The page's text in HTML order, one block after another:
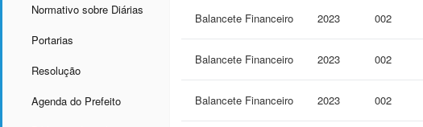
Normativo sobre Diárias
Portarias
Resolução
Agenda do Prefeito
Balancete Financeiro 2023 002
Balancete Financeiro 2023 002
Balancete Financeiro 2023 002